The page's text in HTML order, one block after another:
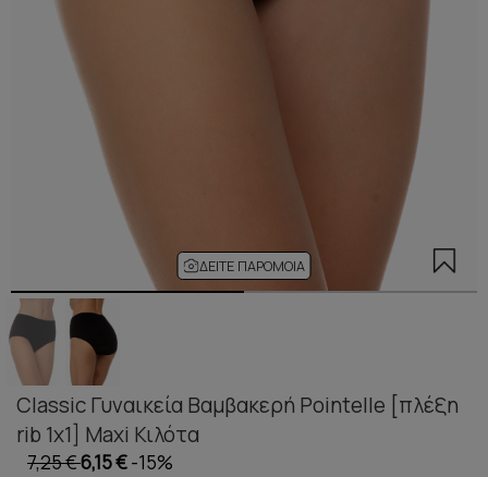
ΔΕΊΤΕ ΠΑΡΌΜΟΙΑ
Classic Γυναικεία Βαμβακερή Pointelle [πλέξη
rib 1x1] Maxi Κιλότα
7,25 €6,15 €-15%